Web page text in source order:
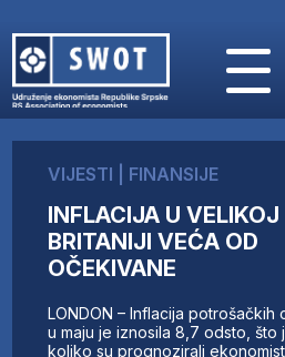
O NAMA
AKTUELNO
ANALIZE
KOMPANIJE
FINANSIJE
IZ STRANIH MEDIJA
VIJESTI FINANSIJE
INFLACIJA U VELIKOJ
BRITANIJI VEĆA OD
OČEKIVANE
LONDON – Inflacija potrošačkih
u maju je iznosila 8,7 odsto,
koliko su prognozirali